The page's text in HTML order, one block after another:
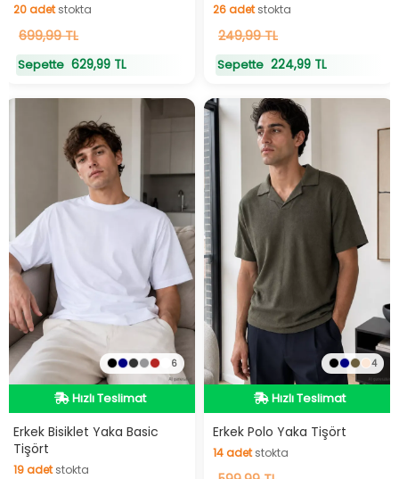
20adetstokta
20adetstokta
699,99 TL
Sepette 629,99 TL
26adetstokta
26adetstokta
249,99 TL
Sepette 224,99 TL
6
Hızlı Teslimat
Hızlı Teslimat
Erkek Bisiklet Yaka Basic
Tişört
19adetstokta
4
Hızlı Teslimat
Hızlı Teslimat
Erkek Polo Yaka Tişört
14adetstokta